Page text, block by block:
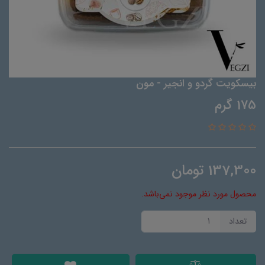
بیسکویت گردو و انجیر - مون
175 گرم
137,300 تومان
محصول مورد نظر موجود نمی‌باشد.
تعداد